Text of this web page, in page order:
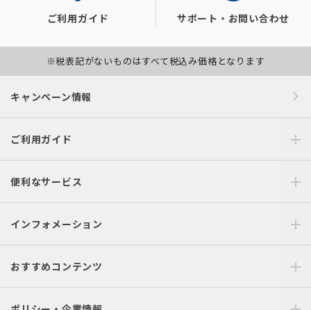
ご利用ガイド サポート・お問い合わせ
※税表記がないものはすべて税込み価格となります
キャンペーン情報
ご利用ガイド
便利なサービス
インフォメーション
おすすめコンテンツ